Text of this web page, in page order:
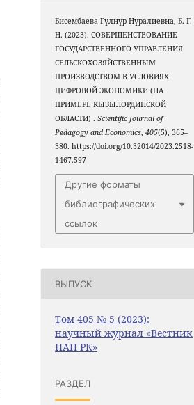
Бисембаева Гүлнұр Нұралиевна, Б. Г.
Н. (2023). СОВЕРШЕНСТВОВАНИЕ
ГОСУДАРСТВЕННОГО УПРАВЛЕНИЯ
СЕЛЬСКОХОЗЯЙСТВЕННЫМ
ПРОИЗВОДСТВОМ В УСЛОВИЯХ
ЦИФРОВОЙ ЭКОНОМИКИ (НА
ПРИМЕРЕ КЫЗЫЛОРДИНСКОЙ
ОБЛАСТИ) .Scientific Journal of
Pedagogy and Economics,405(5), 365–
380. https://doi.org/10.32014/2023.2518-
1467.597
Другие форматы
библиографических
ссылок
ВЫПУСК
Том 405 № 5 (2023):
научный журнал «Вестник
НАН РК»
РАЗДЕЛ